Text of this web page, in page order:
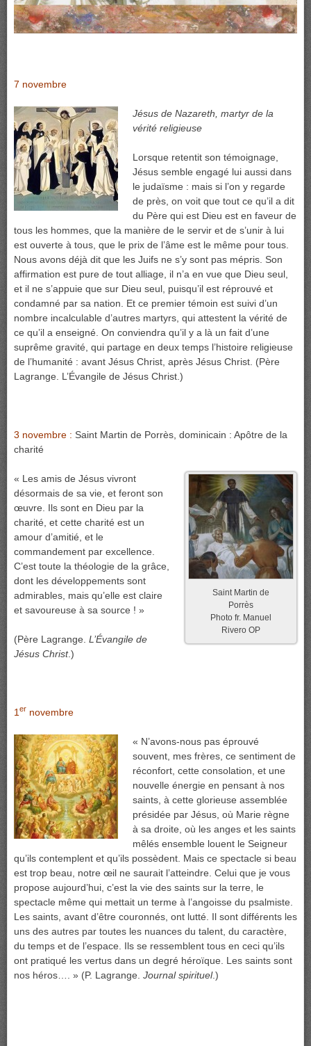
7 novembre
Jésus de Nazareth, martyr de la
vérité religieuse
Lorsque retentit son témoignage,
Jésus semble engagé lui aussi dans
le judaïsme : mais si l’on y regarde
de près, on voit que tout ce qu’il a dit
du Père qui est Dieu est en faveur de
tous les hommes, que la manière de le servir et de s’unir à lui
est ouverte à tous, que le prix de l’âme est le même pour tous.
Nous avons déjà dit que les Juifs ne s’y sont pas mépris. Son
affirmation est pure de tout alliage, il n’a en vue que Dieu seul,
et il ne s’appuie que sur Dieu seul, puisqu’il est réprouvé et
condamné par sa nation. Et ce premier témoin est suivi d’un
nombre incalculable d’autres martyrs, qui attestent la vérité de
ce qu’il a enseigné. On conviendra qu’il y a là un fait d’une
suprême gravité, qui partage en deux temps l’histoire religieuse
de l’humanité : avant Jésus Christ, après Jésus Christ. (Père
Lagrange. L’Évangile de Jésus Christ.)
3 novembre : Saint Martin de Porrès, dominicain : Apôtre de la
charité
Saint Martin de
Porrès
Photo fr. Manuel
Rivero OP
« Les amis de Jésus vivront
désormais de sa vie, et feront son
œuvre. Ils sont en Dieu par la
charité, et cette charité est un
amour d’amitié, et le
commandement par excellence.
C’est toute la théologie de la grâce,
dont les développements sont
admirables, mais qu’elle est claire
et savoureuse à sa source ! »
(Père Lagrange. L’Évangile de
Jésus Christ.)
1 er novembre
« N’avons-nous pas éprouvé
souvent, mes frères, ce sentiment de
réconfort, cette consolation, et une
nouvelle énergie en pensant à nos
saints, à cette glorieuse assemblée
présidée par Jésus, où Marie règne
à sa droite, où les anges et les saints
mêlés ensemble louent le Seigneur
qu’ils contemplent et qu’ils possèdent. Mais ce spectacle si beau
est trop beau, notre œil ne saurait l’atteindre. Celui que je vous
propose aujourd’hui, c’est la vie des saints sur la terre, le
spectacle même qui mettait un terme à l’angoisse du psalmiste.
Les saints, avant d’être couronnés, ont lutté. Il sont différents les
uns des autres par toutes les nuances du talent, du caractère,
du temps et de l’espace. Ils se ressemblent tous en ceci qu’ils
ont pratiqué les vertus dans un degré héroïque. Les saints sont
nos héros…. » (P. Lagrange. Journal spirituel.)